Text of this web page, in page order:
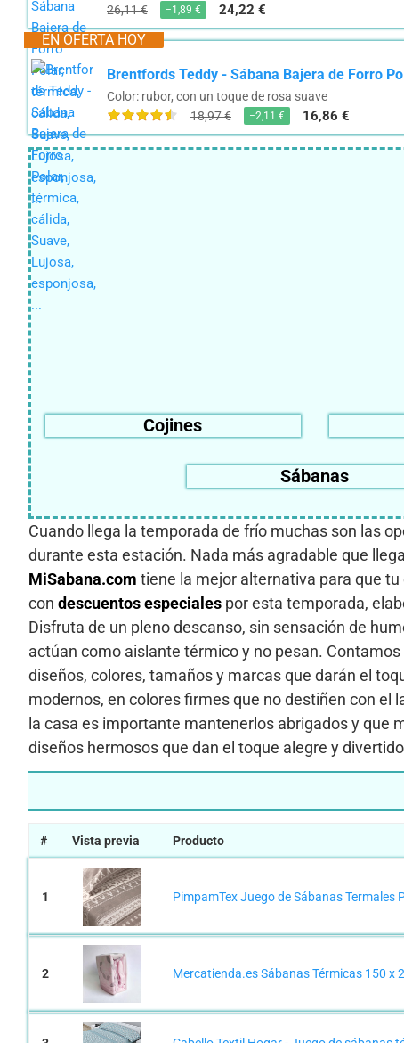
26,11 €
−1,89 € 24,22 €
EN OFERTA HOY
Brentfords Teddy - Sábana Bajera de Forro
Color: rubor, con un toque de rosa suave
18,97 €
−2,11 € 16,86 €
Cojines
Sábanas
Cuando llega la temporada de frío muchas son las
durante esta estación. Nada más agradable que
MiSabana.com tiene la mejor alternativa para que
con descuentos especiales por esta temporada,
Disfruta de un pleno descanso, sin sensación de
actúan como aislante térmico y no pesan.
diseños, colores, tamaños y marcas que darán el
modernos, en colores firmes que no destiñen con el
la casa es importante mantenerlos abrigados y que
diseños hermosos que dan el toque alegre y
# Vista previa Producto
1 PimpamTex Juego de Sábanas Termales
2 Mercatienda.es Sábanas Térmicas 150 x